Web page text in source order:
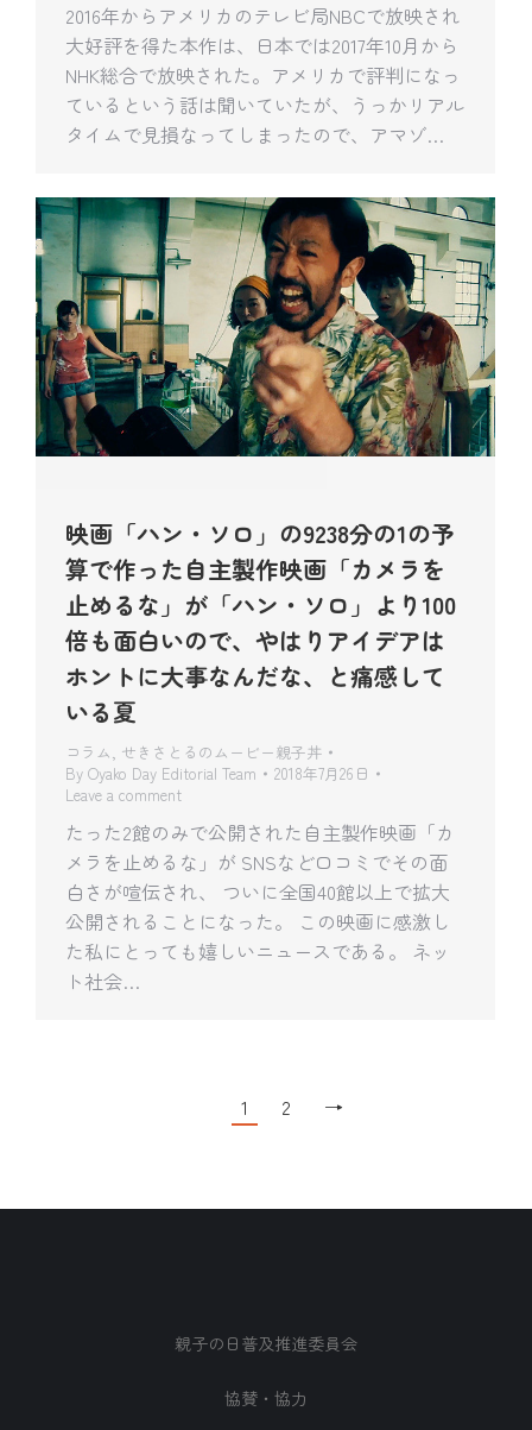
2016年からアメリカのテレビ局NBCで放映され
大好評を得た本作は、日本では2017年10月から
NHK総合で放映された。アメリカで評判になっ
ているという話は聞いていたが、うっかリアル
タイムで見損なってしまったので、アマゾ…
映画「ハン・ソロ」の9238分の1の予
算で作った自主製作映画「カメラを
止めるな」が「ハン・ソロ」より100
倍も面白いので、やはりアイデアは
ホントに大事なんだな、と痛感して
いる夏
コラム, せきさとるのムービー親子丼
By Oyako Day Editorial Team
2018年7月26日
Leave a comment
たった2館のみで公開された自主製作映画「カ
メラを止めるな」が SNSなど口コミでその面
白さが喧伝され、 ついに全国40館以上で拡大
公開されることになった。 この映画に感激し
た私にとっても嬉しいニュースである。 ネッ
ト社会…
1 2 →
親子の日普及推進委員会
協賛・協力